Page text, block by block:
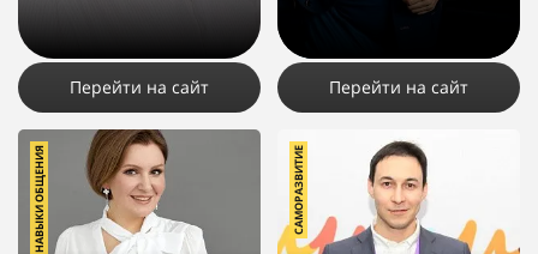
Перейти на сайт Перейти на сайт
НАВЫКИ ОБЩЕНИЯ САМОРАЗВИТИЕ